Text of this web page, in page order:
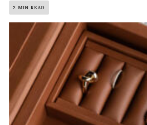
2 MIN READ